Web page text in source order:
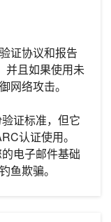
证协议和报告
并且如果使用未
网络攻击。
证标准，但它
认证使用。
电子邮件基础
鱼欺骗。